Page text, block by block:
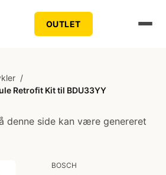
OUTLET
/
Retrofit Kit til BDU33YY
denne side kan være genereret
BOSCH